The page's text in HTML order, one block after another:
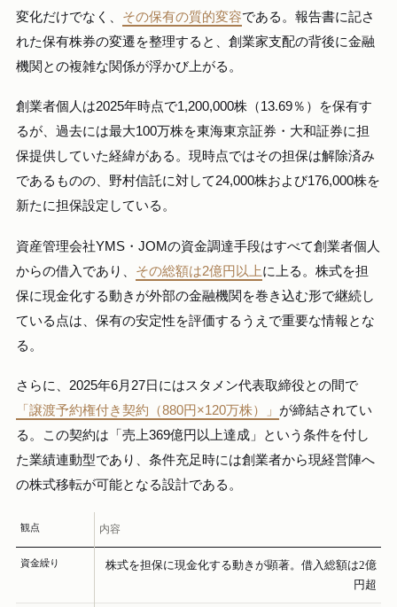
変化だけでなく、 その保有の質的変容である。報告書に記さ
れた保有株券の変遷を整理すると、創業家支配の背後に金融
機関との複雑な関係が浮かび上がる。
創業者個人は2025年時点で1,200,000株（13.69％）を保有す
るが、過去には最大100万株を東海東京証券・大和証券に担
保提供していた経緯がある。現時点ではその担保は解除済み
であるものの、野村信託に対して24,000株および176,000株を
新たに担保設定している。
資産管理会社YMS・JOMの資金調達手段はすべて創業者個人
からの借入であり、 その総額は2億円以上に上る。株式を担
保に現金化する動きが外部の金融機関を巻き込む形で継続し
ている点は、保有の安定性を評価するうえで重要な情報とな
る。
さらに、2025年6月27日にはスタメン代表取締役との間で
「譲渡予約権付き契約（880円×120万株）」 が締結されてい
る。この契約は「売上369億円以上達成」という条件を付し
た業績連動型であり、条件充足時には創業者から現経営陣へ
の株式移転が可能となる設計である。
観点 内容
資金繰り
株式を担保に現金化する動きが顕著。借入総額は2億
円超